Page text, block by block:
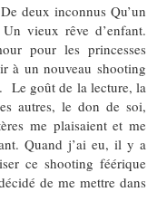
deux inconnus Qu’un
vieux rêve d’enfant.
pour les princesses
à un nouveau shooting
Le goût de la lecture, la
autres, le don de soi,
me plaisaient et me
Quand j’ai eu, il y a
ce shooting féérique
de me mettre dans